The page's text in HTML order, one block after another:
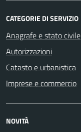
CATEGORIE DI SERVIZIO
Anagrafe e stato civile
Autorizzazioni
Catasto e urbanistica
Imprese e commercio
NOVITÀ